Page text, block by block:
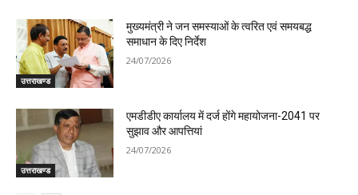
उत्तराखण्ड
मुख्यमंत्री ने जन समस्याओं के त्वरित एवं समयबद्ध
समाधान के दिए निर्देश
24/07/2026
उत्तराखण्ड
एमडीडीए कार्यालय में दर्ज होंगे महायोजना-2041 पर
सुझाव और आपत्तियां
24/07/2026